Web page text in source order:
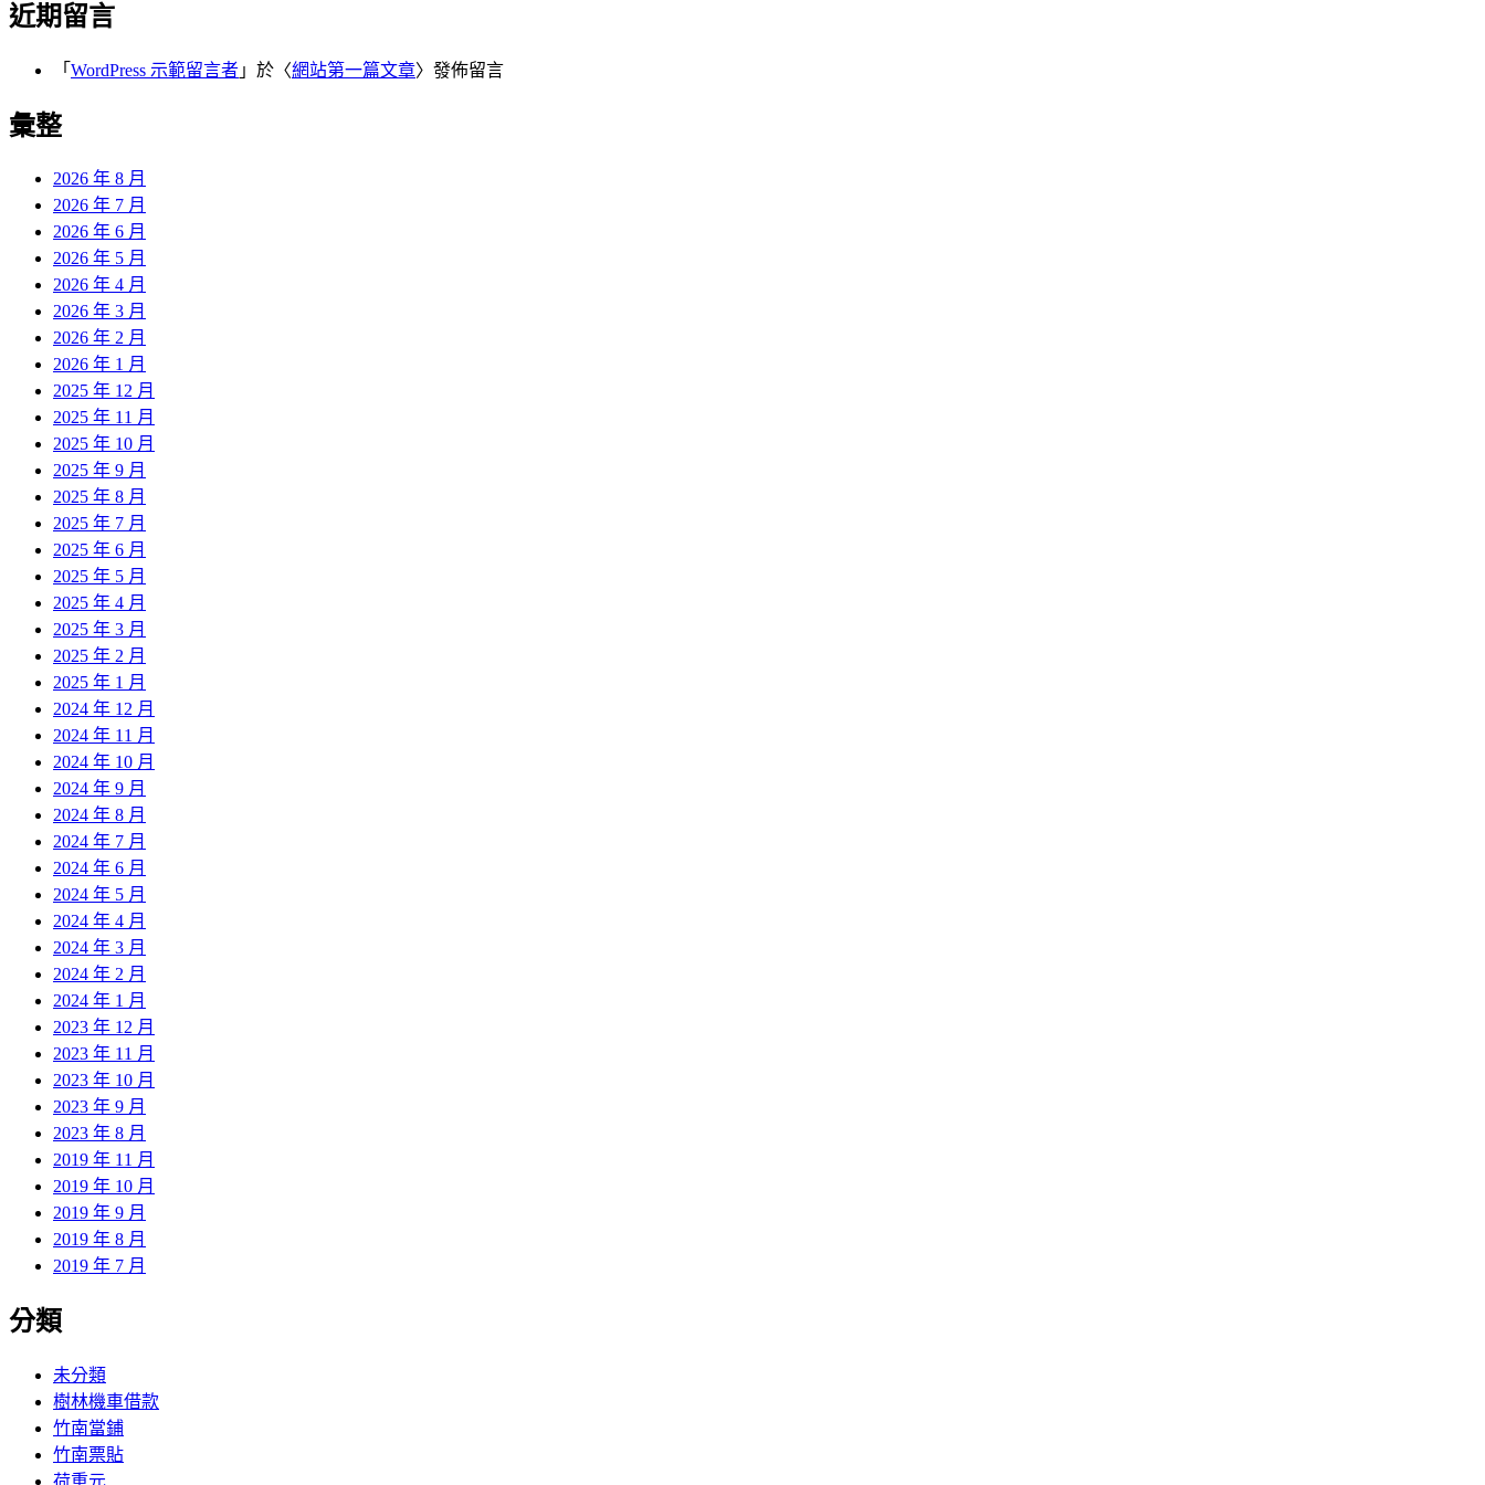
近期留言
「 WordPress 示範留言者 」於〈網站第一篇文章〉發佈留言
彙整
2026 年 8 月
2026 年 7 月
2026 年 6 月
2026 年 5 月
2026 年 4 月
2026 年 3 月
2026 年 2 月
2026 年 1 月
2025 年 12 月
2025 年 11 月
2025 年 10 月
2025 年 9 月
2025 年 8 月
2025 年 7 月
2025 年 6 月
2025 年 5 月
2025 年 4 月
2025 年 3 月
2025 年 2 月
2025 年 1 月
2024 年 12 月
2024 年 11 月
2024 年 10 月
2024 年 9 月
2024 年 8 月
2024 年 7 月
2024 年 6 月
2024 年 5 月
2024 年 4 月
2024 年 3 月
2024 年 2 月
2024 年 1 月
2023 年 12 月
2023 年 11 月
2023 年 10 月
2023 年 9 月
2023 年 8 月
2019 年 11 月
2019 年 10 月
2019 年 9 月
2019 年 8 月
2019 年 7 月
分類
未分類
樹林機車借款
竹南當鋪
竹南票貼